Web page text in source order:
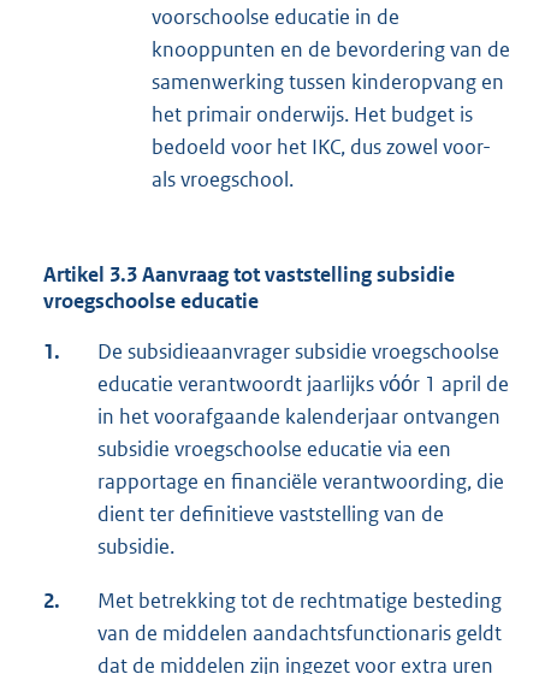
voorschoolse educatie in de
knooppunten en de bevordering van de
samenwerking tussen kinderopvang en
het primair onderwijs. Het budget is
bedoeld voor het IKC, dus zowel voor-
als vroegschool.
Artikel 3.3 Aanvraag tot vaststelling subsidie
vroegschoolse educatie
1.
De subsidieaanvrager subsidie vroegschoolse
educatie verantwoordt jaarlijks vόόr 1 april de
in het voorafgaande kalenderjaar ontvangen
subsidie vroegschoolse educatie via een
rapportage en financiële verantwoording, die
dient ter definitieve vaststelling van de
subsidie.
2.
Met betrekking tot de rechtmatige besteding
van de middelen aandachtsfunctionaris geldt
dat de middelen zijn ingezet voor extra uren